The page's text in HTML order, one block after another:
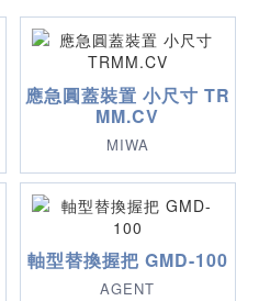
應急圓蓋裝置 小尺寸 TR
MM.CV
MIWA
軸型替換握把 GMD-100
AGENT